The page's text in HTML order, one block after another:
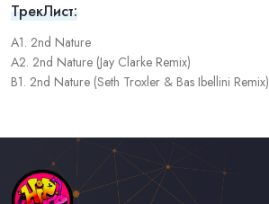
ТрекЛист:
A1. 2nd Nature
A2. 2nd Nature (Jay Clarke Remix)
B1. 2nd Nature (Seth Troxler & Bas Ibellini Remix)